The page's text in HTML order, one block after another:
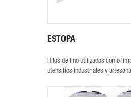
ESTOPA
Hilos de lino utilizados como
utensilios industriales y